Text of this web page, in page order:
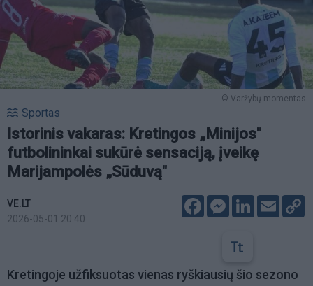
© Varžybų momentas
Sportas
Istorinis vakaras: Kretingos „Minijos"
futbolininkai sukūrė sensaciją, įveikę
Marijampolės „Sūduvą"
VE.LT
2026-05-01 20:40
FacebookMessenger
LinkedIn
Email
Kretingoje užfiksuotas vienas ryškiausių šio sezono